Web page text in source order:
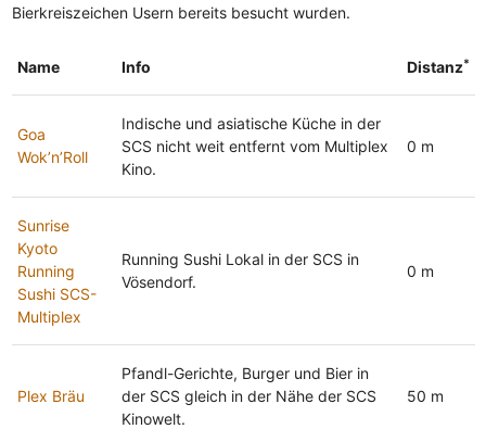
Bierkreiszeichen Usern bereits besucht wurden.
Name Info Distanz*
Goa
Wok’n’Roll
Indische und asiatische Küche in der
SCS nicht weit entfernt vom Multiplex
Kino.
0 m
Sunrise
Kyoto
Running
Sushi SCS-
Multiplex
Running Sushi Lokal in der SCS in
Vösendorf.
0 m
Plex Bräu
Pfandl-Gerichte, Burger und Bier in
der SCS gleich in der Nähe der SCS
Kinowelt.
50 m